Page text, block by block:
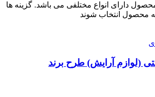
دارای انواع مختلفی می باشد. گزینه ها
انتخاب شوند